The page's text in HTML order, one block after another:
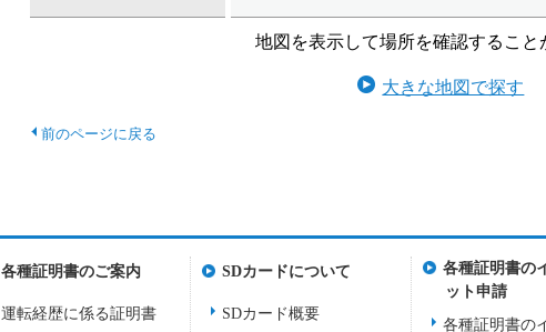
地図を表示して場所を確認すること
大きな地図で探す
各種証明書のご案内
運転経歴に係る証明書
SDカードについて
SDカード概要
各種証明書の
ット申請
各種証明書の